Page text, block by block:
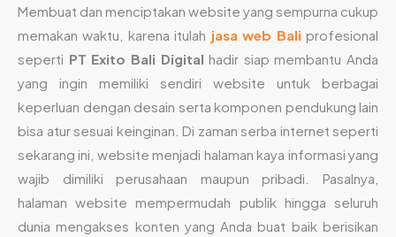
Membuat dan menciptakan website yang sempurna cukup
memakan waktu, karena itulah jasa web Bali profesional
seperti PT Exito Bali Digital hadir siap membantu Anda
yang ingin memiliki sendiri website untuk berbagai
keperluan dengan desain serta komponen pendukung lain
bisa atur sesuai keinginan. Di zaman serba internet seperti
sekarang ini, website menjadi halaman kaya informasi yang
wajib dimiliki perusahaan maupun pribadi. Pasalnya,
halaman website mempermudah publik hingga seluruh
dunia mengakses konten yang Anda buat baik berisikan